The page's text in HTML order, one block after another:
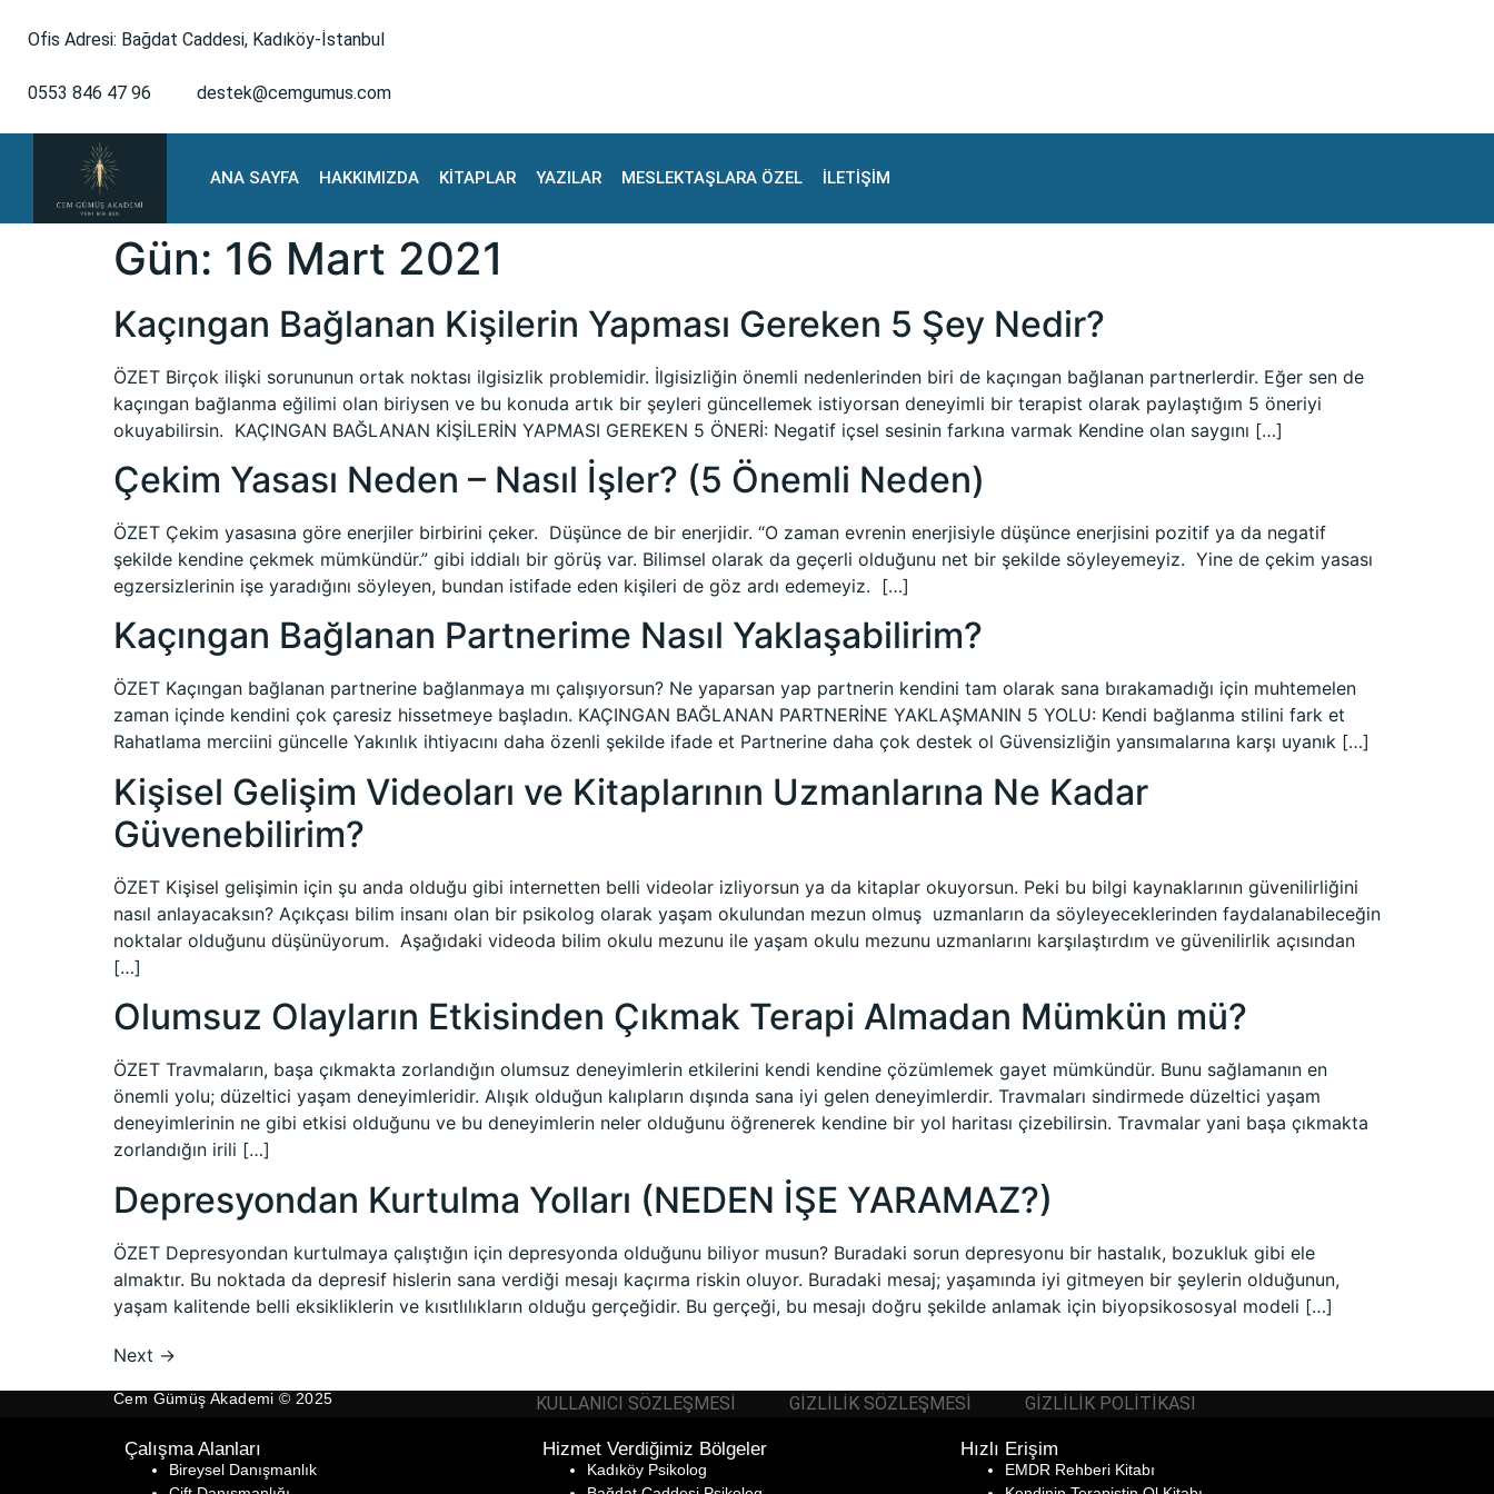
Ofis Adresi: Bağdat Caddesi, Kadıköy-İstanbul
0553 846 47 96 destek@cemgumus.com
ANA SAYFA HAKKIMIZDA KİTAPLAR YAZILAR MESLEKTAŞLARA ÖZEL İLETİŞİM
Gün: 16 Mart 2021
Kaçıngan Bağlanan Kişilerin Yapması Gereken 5 Şey Nedir?
ÖZET Birçok ilişki sorununun ortak noktası ilgisizlik problemidir. İlgisizliğin önemli nedenlerinden biri de kaçıngan bağlanan partnerlerdir. Eğer sen de
kaçıngan bağlanma eğilimi olan biriysen ve bu konuda artık bir şeyleri güncellemek istiyorsan deneyimli bir terapist olarak paylaştığım 5 öneriyi
okuyabilirsin. KAÇINGAN BAĞLANAN KİŞİLERİN YAPMASI GEREKEN 5 ÖNERİ: Negatif içsel sesinin farkına varmak Kendine olan saygını […]
Çekim Yasası Neden – Nasıl İşler? (5 Önemli Neden)
ÖZET Çekim yasasına göre enerjiler birbirini çeker. Düşünce de bir enerjidir. “O zaman evrenin enerjisiyle düşünce enerjisini pozitif ya da negatif
şekilde kendine çekmek mümkündür.” gibi iddialı bir görüş var. Bilimsel olarak da geçerli olduğunu net bir şekilde söyleyemeyiz. Yine de çekim yasası
egzersizlerinin işe yaradığını söyleyen, bundan istifade eden kişileri de göz ardı edemeyiz. […]
Kaçıngan Bağlanan Partnerime Nasıl Yaklaşabilirim?
ÖZET Kaçıngan bağlanan partnerine bağlanmaya mı çalışıyorsun? Ne yaparsan yap partnerin kendini tam olarak sana bırakamadığı için muhtemelen
zaman içinde kendini çok çaresiz hissetmeye başladın. KAÇINGAN BAĞLANAN PARTNERİNE YAKLAŞMANIN 5 YOLU: Kendi bağlanma stilini fark et
Rahatlama merciini güncelle Yakınlık ihtiyacını daha özenli şekilde ifade et Partnerine daha çok destek ol Güvensizliğin yansımalarına karşı uyanık […]
Kişisel Gelişim Videoları ve Kitaplarının Uzmanlarına Ne Kadar
Güvenebilirim?
ÖZET Kişisel gelişimin için şu anda olduğu gibi internetten belli videolar izliyorsun ya da kitaplar okuyorsun. Peki bu bilgi kaynaklarının güvenilirliğini
nasıl anlayacaksın? Açıkçası bilim insanı olan bir psikolog olarak yaşam okulundan mezun olmuş uzmanların da söyleyeceklerinden faydalanabileceğin
noktalar olduğunu düşünüyorum. Aşağıdaki videoda bilim okulu mezunu ile yaşam okulu mezunu uzmanlarını karşılaştırdım ve güvenilirlik açısından
[…]
Olumsuz Olayların Etkisinden Çıkmak Terapi Almadan Mümkün mü?
ÖZET Travmaların, başa çıkmakta zorlandığın olumsuz deneyimlerin etkilerini kendi kendine çözümlemek gayet mümkündür. Bunu sağlamanın en
önemli yolu; düzeltici yaşam deneyimleridir. Alışık olduğun kalıpların dışında sana iyi gelen deneyimlerdir. Travmaları sindirmede düzeltici yaşam
deneyimlerinin ne gibi etkisi olduğunu ve bu deneyimlerin neler olduğunu öğrenerek kendine bir yol haritası çizebilirsin. Travmalar yani başa çıkmakta
zorlandığın irili […]
Depresyondan Kurtulma Yolları (NEDEN İŞE YARAMAZ?)
ÖZET Depresyondan kurtulmaya çalıştığın için depresyonda olduğunu biliyor musun? Buradaki sorun depresyonu bir hastalık, bozukluk gibi ele
almaktır. Bu noktada da depresif hislerin sana verdiği mesajı kaçırma riskin oluyor. Buradaki mesaj; yaşamında iyi gitmeyen bir şeylerin olduğunun,
yaşam kalitende belli eksikliklerin ve kısıtlılıkların olduğu gerçeğidir. Bu gerçeği, bu mesajı doğru şekilde anlamak için biyopsikososyal modeli […]
Next →
Cem Gümüş Akademi © 2025 KULLANICI SÖZLEŞMESI GIZLILIK SÖZLEŞMESI GIZLILIK POLITIKASI
Çalışma Alanları
Bireysel Danışmanlık
Hizmet Verdiğimiz Bölgeler
Kadıköy Psikolog
Hızlı Erişim
EMDR Rehberi Kitabı